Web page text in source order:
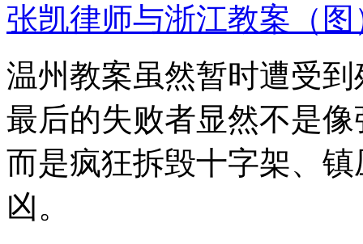
张凯律师与浙江教案（图
温州教案虽然暂时遭受
最后的失败者显然不是
而是疯狂拆毁十字架、
凶。